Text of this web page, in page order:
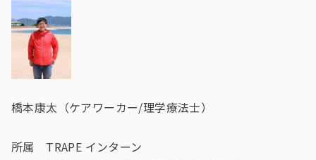
橋本康太（ケアワーカー/理学療法士）
所属 TRAPE インターン